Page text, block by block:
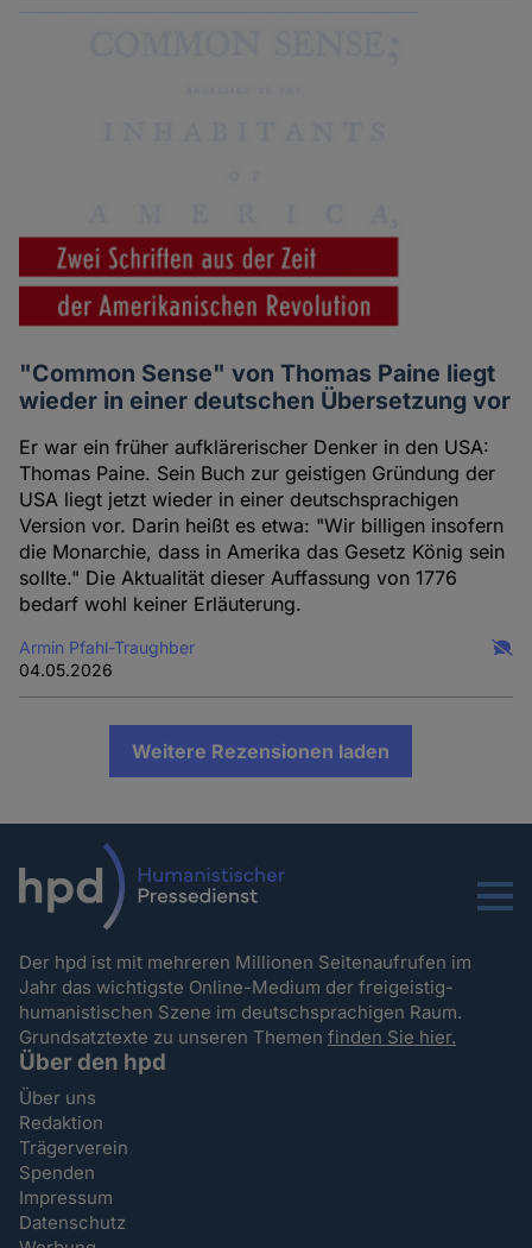
"Common Sense" von Thomas Paine liegt
wieder in einer deutschen Übersetzung vor
Er war ein früher aufklärerischer Denker in den USA:
Thomas Paine. Sein Buch zur geistigen Gründung der
USA liegt jetzt wieder in einer deutschsprachigen
Version vor. Darin heißt es etwa: "Wir billigen insofern
die Monarchie, dass in Amerika das Gesetz König sein
sollte." Die Aktualität dieser Auffassung von 1776
bedarf wohl keiner Erläuterung.
Armin Pfahl-Traughber
04.05.2026
Weitere Rezensionen laden
Menu
Der hpd ist mit mehreren Millionen Seitenaufrufen im
Jahr das wichtigste Online-Medium der freigeistig-
humanistischen Szene im deutschsprachigen Raum.
Grundsatztexte zu unseren Themenfinden Sie hier.
Über den hpd
Über uns
Redaktion
Trägerverein
Spenden
Impressum
Datenschutz